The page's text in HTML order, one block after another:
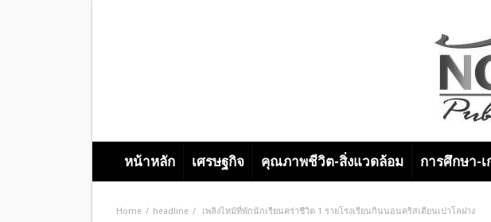
หน้าหลัก เศรษฐกิจ คุณภาพชีวิต-สิ่งแวดล้อม การศึกษา-
Home headline เพลิงไหม้ที่พักนักเรียนคร่าชีวิต 1 รายโรงเรียนกินนอนคริสเตียนเปาโลฝาง